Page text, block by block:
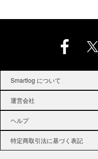
Smartlog について
運営会社
ヘルプ
特定商取引法に基づく表記